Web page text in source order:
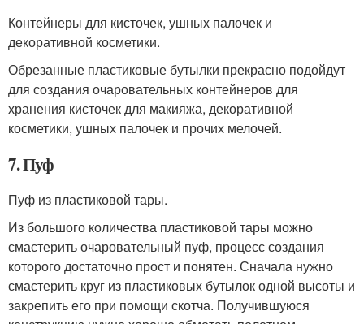
Контейнеры для кисточек, ушных палочек и
декоративной косметики.
Обрезанные пластиковые бутылки прекрасно подойдут
для создания очаровательных контейнеров для
хранения кисточек для макияжа, декоративной
косметики, ушных палочек и прочих мелочей.
7. Пуф
Пуф из пластиковой тары.
Из большого количества пластиковой тары можно
смастерить очаровательный пуф, процесс создания
которого достаточно прост и понятен. Сначала нужно
смастерить круг из пластиковых бутылок одной высоты и
закрепить его при помощи скотча. Получившуюся